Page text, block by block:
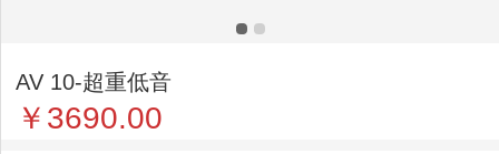
AV 10-超重低音
￥3690.00